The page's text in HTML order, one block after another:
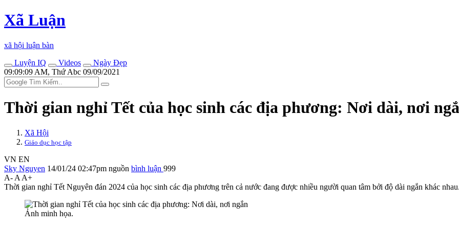
Xã Luận
xã hội luận bàn
Luyện IQ
Videos
Ngày Đẹp
09:09:09 AM, Thứ Abc 09/09/2021
Thời gian nghỉ Tết của học sinh các địa phương: Nơi dài, nơi
Xã Hội
Giáo dục học tập
VN EN
Sky Nguyen 14/01/24 02:47pm nguồn bình luận 999
A- A A+
Thời gian nghỉ Tết Nguyên đán 2024 của học sinh các địa phương trên cả nước đang được nhiều người quan tâm bởi độ dài ngắn khác
Ảnh minh họa.